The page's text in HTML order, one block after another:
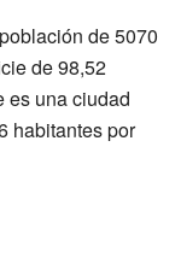
de 5070
de 98,52
es una ciudad
habitantes por